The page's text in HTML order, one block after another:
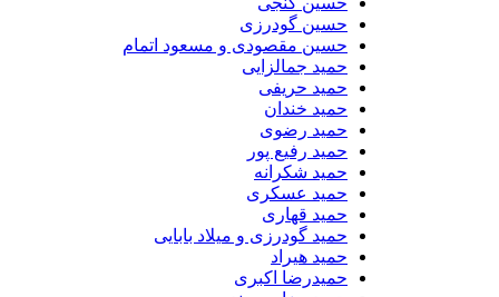
حسین گودرزی
حسین مقصودی و مسعود اتمام
حمید جمالزایی
حمید حریفی
حمید خندان
حمید رضوی
حمید رفیع پور
حمید شکرانه
حمید عسکری
حمید قهاری
حمید گودرزی و میلاد بابایی
حمید هیراد
حمیدرضا اکبری